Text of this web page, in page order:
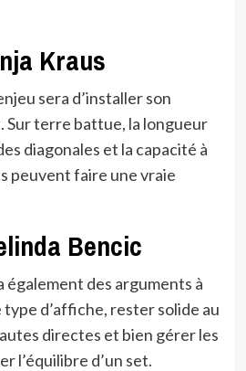
Kraus
sera d’installer son
Sur terre battue, la longueur
diagonales et la capacité à
peuvent faire une vraie
Bencic
également des arguments à
d’affiche, rester solide au
directes et bien gérer les
l’équilibre d’un set.